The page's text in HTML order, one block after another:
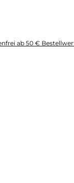
ab 50 €